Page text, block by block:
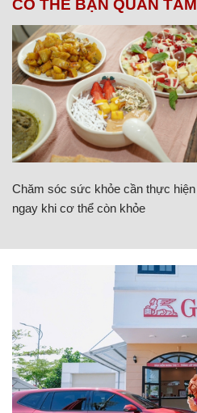
CÓ THỂ BẠN QUAN TÂM
Chăm sóc sức khỏe cần thực hiện
ngay khi cơ thể còn khỏe